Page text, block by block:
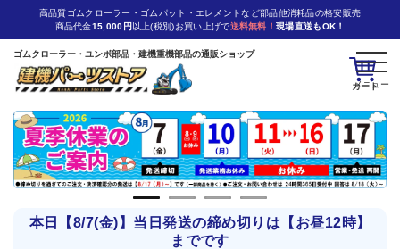
カート
高品質ゴムクローラー・ゴムパット・エレメントなど部品他消耗品の格安販売
商品代金15,000円 以上(税別)お買い上げで送料無料！ 現場直送もOK！
ゴムクローラー・ユンボ部品・建機重機部品の通販ショップ
本日【8/7(金)】当日発送の締め切りは【お昼12時】
までです